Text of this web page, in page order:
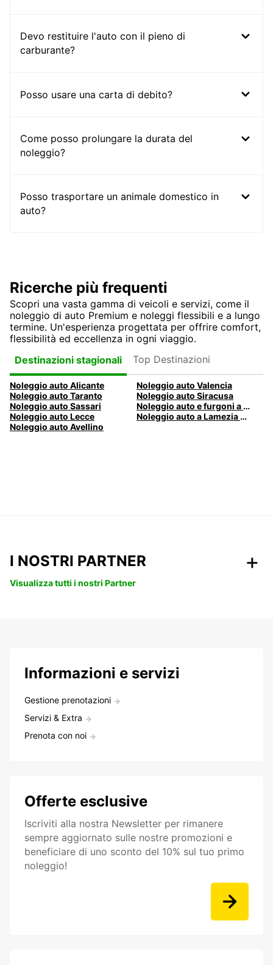
Devo restituire l'auto con il pieno di
carburante?
Posso usare una carta di debito?
Come posso prolungare la durata del
noleggio?
Posso trasportare un animale domestico in
auto?
Ricerche più frequenti
Scopri una vasta gamma di veicoli e servizi, come il
noleggio di auto Premium e noleggi flessibili e a lungo
termine. Un'esperienza progettata per offrire comfort,
flessibilità ed eccellenza in ogni viaggio.
Destinazioni stagionali
Top Destinazioni
Noleggio auto Alicante
Noleggio auto Valencia
Noleggio auto Taranto
Noleggio auto Siracusa
Noleggio auto Sassari
Noleggio auto e furgoni a Pescara
Noleggio auto Lecce
Noleggio auto a Lamezia Terme, Italia
Noleggio auto Avellino
I NOSTRI PARTNER
Visualizza tutti i nostri Partner
Informazioni e servizi
Gestione prenotazioni
Servizi & Extra
Prenota con noi
Offerte esclusive
Iscriviti alla nostra Newsletter per rimanere
sempre aggiornato sulle nostre promozioni e
beneficiare di uno sconto del 10% sul tuo primo
noleggio!